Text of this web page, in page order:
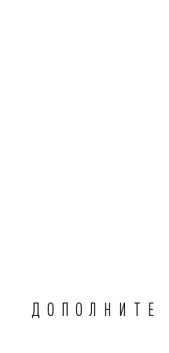
ДОПОЛНИТЕ